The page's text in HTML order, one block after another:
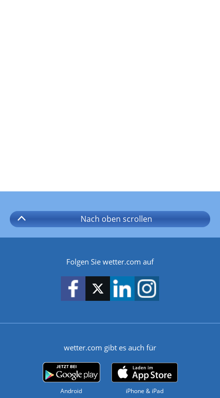
Nach oben scrollen
Folgen Sie wetter.com auf
wetter.com gibt es auch für
Android iPhone & iPad